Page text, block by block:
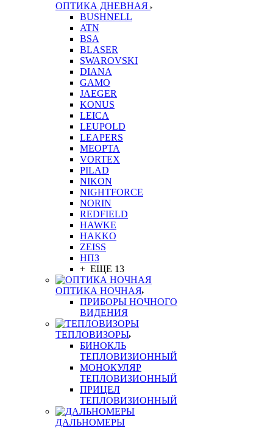
ОПТИКА ДНЕВНАЯ
BUSHNELL
ATN
BSA
BLASER
SWAROVSKI
DIANA
GAMO
JAEGER
KONUS
LEICA
LEUPOLD
LEAPERS
MEOPTA
VORTEX
PILAD
NIKON
NIGHTFORCE
NORIN
REDFIELD
HAWKE
HAKKO
ZEISS
НПЗ
+ ЕЩЕ 13
ОПТИКА НОЧНАЯ
ПРИБОРЫ НОЧНОГО
ВИДЕНИЯ
ТЕПЛОВИЗОРЫ
БИНОКЛЬ
ТЕПЛОВИЗИОННЫЙ
МОНОКУЛЯР
ТЕПЛОВИЗИОННЫЙ
ПРИЦЕЛ
ТЕПЛОВИЗИОННЫЙ
ДАЛЬНОМЕРЫ